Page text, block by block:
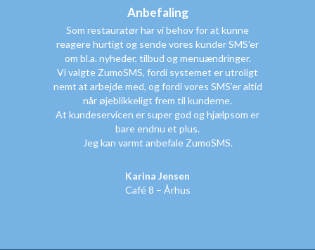
Anbefaling
Som restauratør har vi behov for at kunne
reagere hurtigt og sende vores kunder SMS’er
om bl.a. nyheder, tilbud og menuændringer.
Vi valgte ZumoSMS, fordi systemet er utroligt
nemt at arbejde med, og fordi vores SMS’er altid
når øjeblikkeligt frem til kunderne.
At kundeservicen er super god og hjælpsom er
bare endnu et plus.
Jeg kan varmt anbefale ZumoSMS.
Karina Jensen
Café 8 – Århus